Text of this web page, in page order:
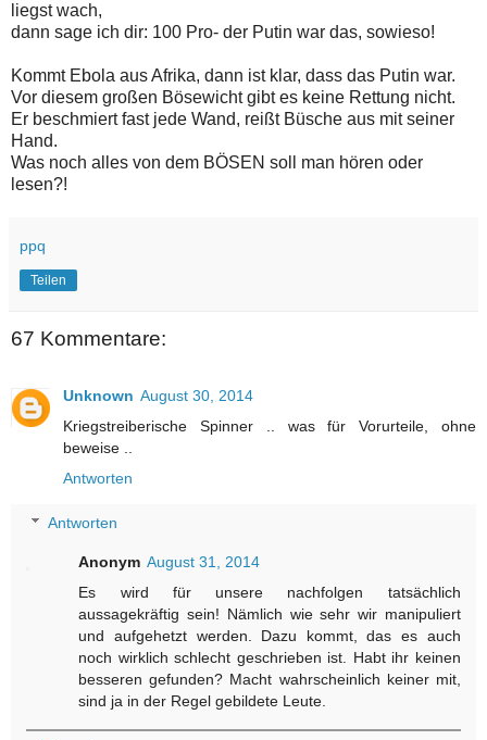
liegst wach,
dann sage ich dir: 100 Pro- der Putin war das, sowieso!
Kommt Ebola aus Afrika, dann ist klar, dass das Putin war.
Vor diesem großen Bösewicht gibt es keine Rettung nicht.
Er beschmiert fast jede Wand, reißt Büsche aus mit seiner
Hand.
Was noch alles von dem BÖSEN soll man hören oder
lesen?!
ppq
Teilen
67 Kommentare:
Unknown August 30, 2014
Kriegstreiberische Spinner .. was für Vorurteile, ohne
beweise ..
Antworten
Antworten
Anonym August 31, 2014
Es wird für unsere nachfolgen tatsächlich
aussagekräftig sein! Nämlich wie sehr wir manipuliert
und aufgehetzt werden. Dazu kommt, das es auch
noch wirklich schlecht geschrieben ist. Habt ihr keinen
besseren gefunden? Macht wahrscheinlich keiner mit,
sind ja in der Regel gebildete Leute.